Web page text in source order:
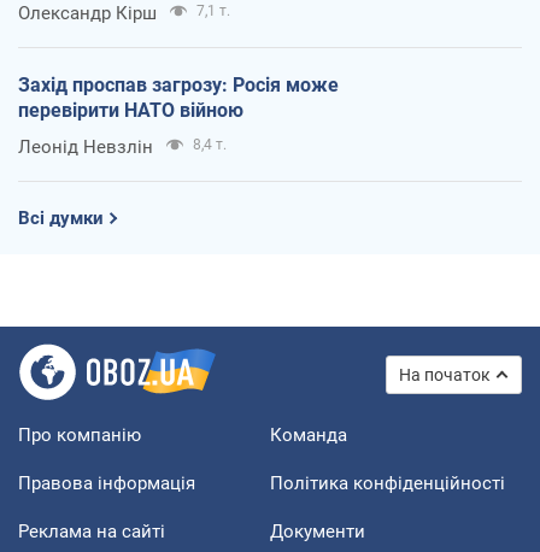
Олександр Кірш 7,1 т.
Захід проспав загрозу: Росія може
перевірити НАТО війною
Леонід Невзлін 8,4 т.
Всі думки
На початок
Про компанію Команда
Правова інформація Політика конфіденційності
Реклама на сайті Документи